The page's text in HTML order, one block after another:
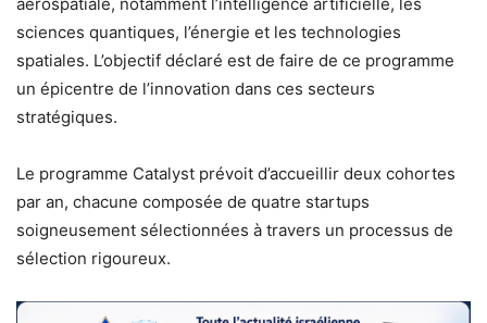
sciences quantiques, l’énergie et les technologies
spatiales. L’objectif déclaré est de faire de ce programme
un épicentre de l’innovation dans ces secteurs
stratégiques.
Le programme Catalyst prévoit d’accueillir deux cohortes
par an, chacune composée de quatre startups
soigneusement sélectionnées à travers un processus de
sélection rigoureux.